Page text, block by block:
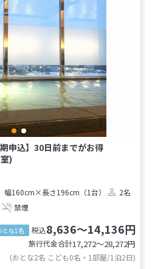
申込】30日前までがお得
)
幅160cm×長さ196cm（1台）
2名
禁煙
とな1名 税込8,636～14,136円
旅行代金合計17,272〜28,272円
(おとな2名 こども0名・1部屋/1泊2日)